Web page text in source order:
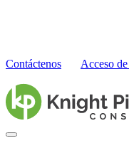
Contáctenos Acceso